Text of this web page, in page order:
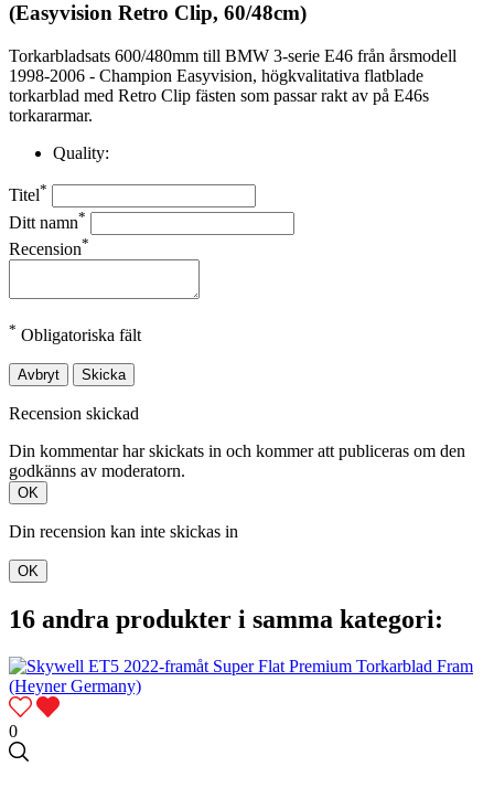
(Easyvision Retro Clip, 60/48cm)
Torkarbladsats 600/480mm till BMW 3-serie E46 från årsmodell
1998-2006 - Champion Easyvision, högkvalitativa flatblade
torkarblad med Retro Clip fästen som passar rakt av på E46s
torkararmar.
Quality:
Titel*
Ditt namn*
Recension*
* Obligatoriska fält
Avbryt Skicka
Recension skickad
Din kommentar har skickats in och kommer att publiceras om den
godkänns av moderatorn.
OK
Din recension kan inte skickas in
OK
16 andra produkter i samma kategori:
0